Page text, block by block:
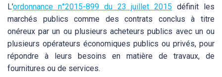
L’ordonnance n°2015-899 du 23 juillet 2015 définit les
marchés publics comme des contrats conclus à titre
onéreux par un ou plusieurs acheteurs publics avec un ou
plusieurs opérateurs économiques publics ou privés, pour
répondre à leurs besoins en matière de travaux, de
fournitures ou de services.